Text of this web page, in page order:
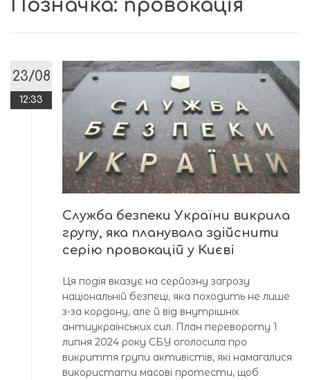
Позначка: провокація
23/08
12:33
Служба безпеки України викрила
групу, яка планувала здійснити
серію провокацій у Києві
Ця подія вказує на серйозну загрозу
національній безпеці, яка походить не лише
з-за кордону, але й від внутрішніх
антиукраїнських сил. План перевороту 1
липня 2024 року СБУ оголосила про
викриття групи активістів, які намагалися
використати масові протести, щоб